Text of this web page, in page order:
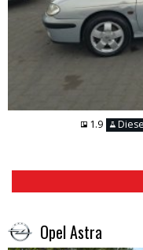
1.9
Opel Astra